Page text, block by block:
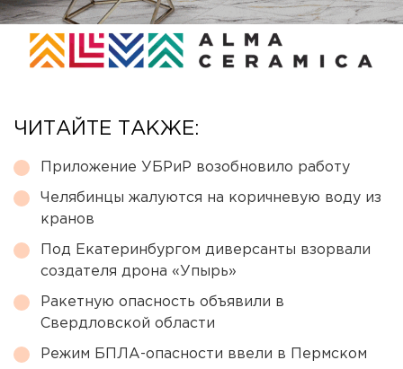
ЧИТАЙТЕ ТАКЖЕ:
Приложение УБРиР возобновило работу
Челябинцы жалуются на коричневую воду из
кранов
Под Екатеринбургом диверсанты взорвали
создателя дрона «Упырь»
Ракетную опасность объявили в
Свердловской области
Режим БПЛА-опасности ввели в Пермском